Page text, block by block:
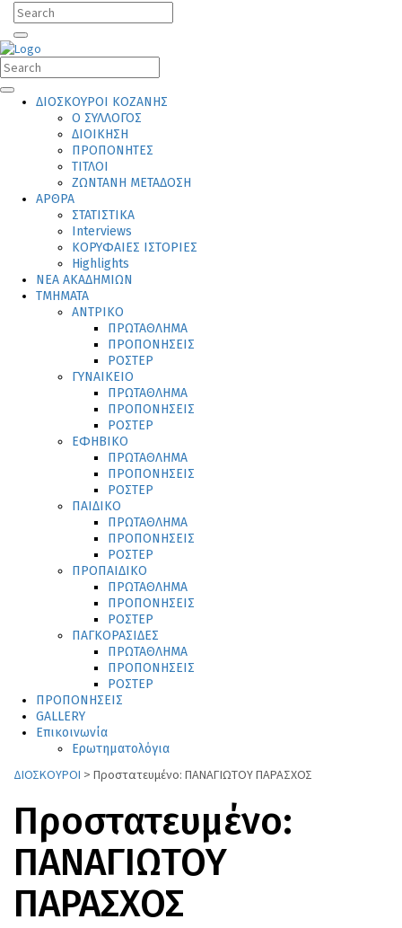
ΔΙΟΣΚΟΥΡΟΙ ΚΟΖΑΝΗΣ
Ο ΣΥΛΛΟΓΟΣ
ΔΙΟΙΚΗΣΗ
ΠΡΟΠΟΝΗΤΕΣ
ΤΙΤΛΟΙ
ΖΩΝΤΑΝΗ ΜΕΤΑΔΟΣΗ
ΑΡΘΡΑ
ΣΤΑΤΙΣΤΙΚΑ
Interviews
ΚΟΡΥΦΑΙΕΣ ΙΣΤΟΡΙΕΣ
Highlights
ΝΕΑ ΑΚΑΔΗΜΙΩΝ
ΤΜΗΜΑΤΑ
ΑΝΤΡΙΚΟ
ΠΡΩΤΑΘΛΗΜΑ
ΠΡΟΠΟΝΗΣΕΙΣ
ΡΟΣΤΕΡ
ΓΥΝΑΙΚΕΙΟ
ΠΡΩΤΑΘΛΗΜΑ
ΠΡΟΠΟΝΗΣΕΙΣ
ΡΟΣΤΕΡ
ΕΦΗΒΙΚΟ
ΠΡΩΤΑΘΛΗΜΑ
ΠΡΟΠΟΝΗΣΕΙΣ
ΡΟΣΤΕΡ
ΠΑΙΔΙΚΟ
ΠΡΩΤΑΘΛΗΜΑ
ΠΡΟΠΟΝΗΣΕΙΣ
ΡΟΣΤΕΡ
ΠΡΟΠΑΙΔΙΚΟ
ΠΡΩΤΑΘΛΗΜΑ
ΠΡΟΠΟΝΗΣΕΙΣ
ΡΟΣΤΕΡ
ΠΑΓΚΟΡΑΣΙΔΕΣ
ΠΡΩΤΑΘΛΗΜΑ
ΠΡΟΠΟΝΗΣΕΙΣ
ΡΟΣΤΕΡ
ΠΡΟΠΟΝΗΣΕΙΣ
GALLERY
Επικοινωνία
Ερωτηματολόγια
ΔΙΟΣΚΟΥΡΟΙ > Πρoστατευμένο: ΠΑΝΑΓΙΩΤΟΥ ΠΑΡΑΣΧΟΣ
Πρoστατευμένο:
ΠΑΝΑΓΙΩΤΟΥ
ΠΑΡΑΣΧΟΣ